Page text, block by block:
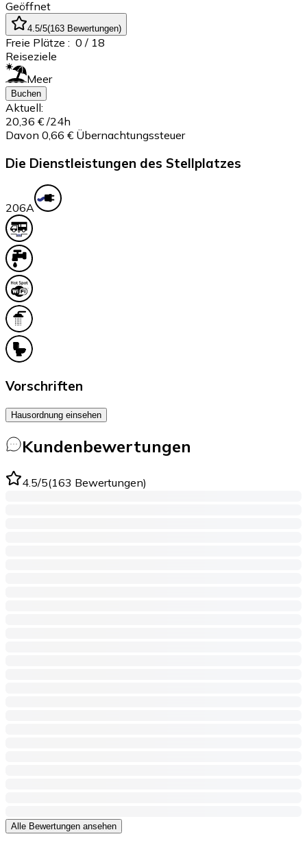
Geöffnet
4.5/5(163 Bewertungen)
Freie Plätze : 0 / 18
Reiseziele
Meer
Buchen
Aktuell:
20,36 € /24h
Davon 0,66 € Übernachtungssteuer
Die Dienstleistungen des Stellplatzes
206A
Vorschriften
Hausordnung einsehen
Kundenbewertungen
4.5/5(163 Bewertungen)
Alle Bewertungen ansehen